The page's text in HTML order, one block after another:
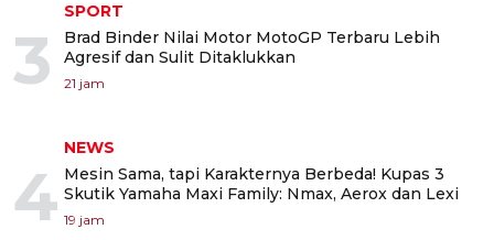
3
SPORT
Brad Binder Nilai Motor MotoGP Terbaru Lebih
Agresif dan Sulit Ditaklukkan
21 jam
4
NEWS
Mesin Sama, tapi Karakternya Berbeda! Kupas 3
Skutik Yamaha Maxi Family: Nmax, Aerox dan Lexi
19 jam